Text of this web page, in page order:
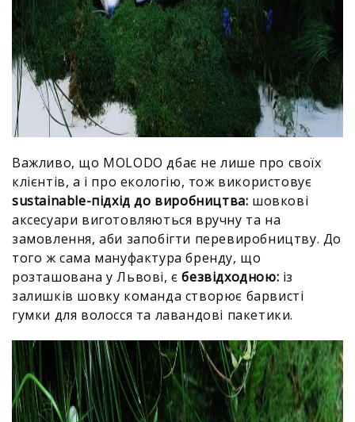
Важливо, що MOLODO дбає не лише про своїх
клієнтів, а і про екологію, тож використовує
sustainable-підхід до виробництва: шовкові
аксесуари виготовляються вручну та на
замовлення, аби запобігти перевиробництву. До
того ж сама мануфактура бренду, що
розташована у Львові, єбезвідходною: із
залишків шовку команда створює барвисті
гумки для волосся та лавандові пакетики.